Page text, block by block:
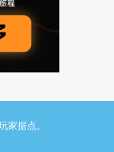
据点。